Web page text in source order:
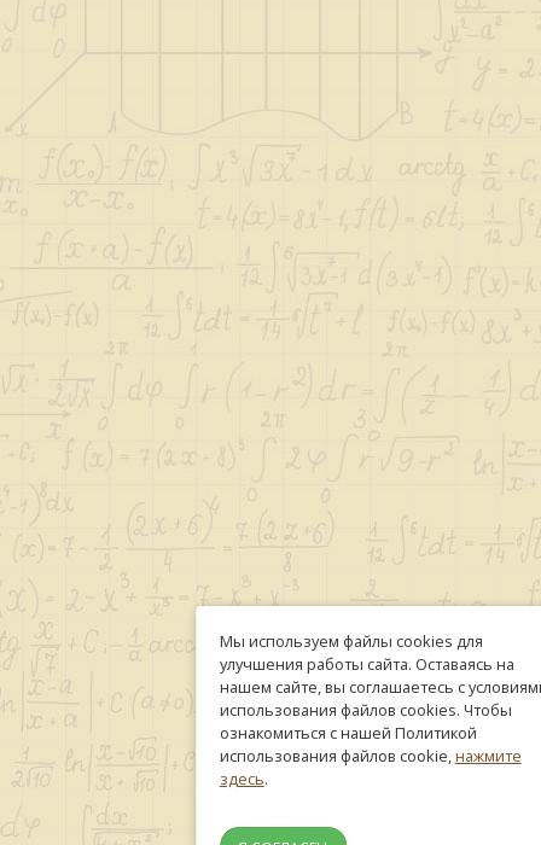
Мы используем файлы cookies для
улучшения работы сайта. Оставаясь на
нашем сайте, вы соглашаетесь с
использования файлов cookies. Чтобы
ознакомиться с нашей Политикой
использования файлов cookie,нажмите
здесь.